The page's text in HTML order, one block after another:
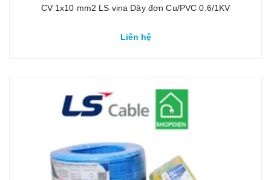
CV 1x10 mm2 LS vina Dây đơn Cu/PVC 0.6/1KV
Liên hệ